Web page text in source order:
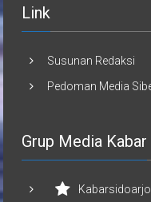
Link
Susunan Redaksi
Pedoman Media
Grup Media Kabar